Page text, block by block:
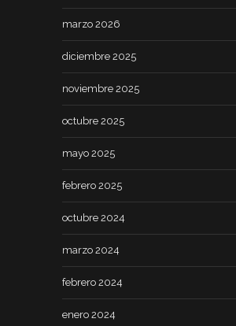
marzo 2026
diciembre 2025
noviembre 2025
octubre 2025
mayo 2025
febrero 2025
octubre 2024
marzo 2024
febrero 2024
enero 2024